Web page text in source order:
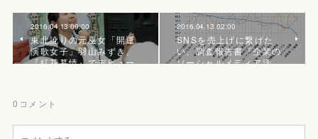
2016.04.13 09:00
東北訛りの元巫女「開運
演歌女子」羽山みずき、
『紅花慕情』でデビュー
2016.04.13 02:00
SNSを売上げに繋げた
い、調査報告書『企業の
ソーシャルメディア活…
0 コメント